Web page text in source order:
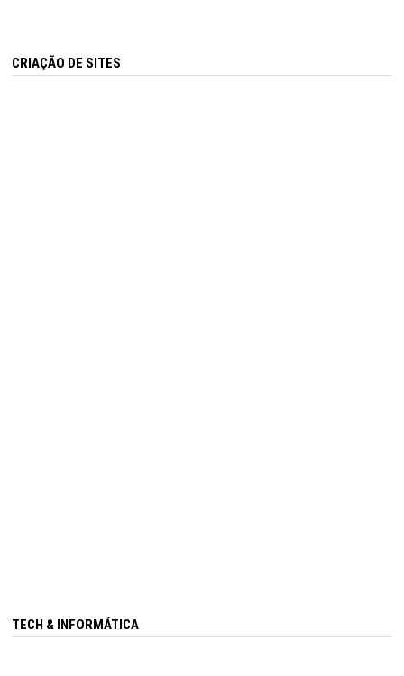
CRIAÇÃO DE SITES
TECH & INFORMÁTICA